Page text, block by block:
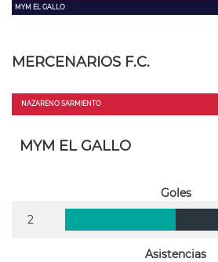
MYM EL GALLO
MERCENARIOS F.C.
NAZARENO SARMIENTO
MYM EL GALLO
Goles
2
Asistencias